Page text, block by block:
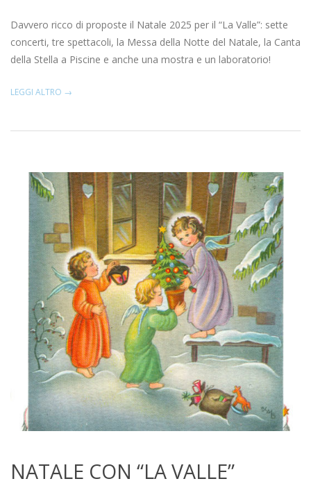
12-
16
Davvero ricco di proposte il Natale 2025 per il “La Valle”: sette
concerti, tre spettacoli, la Messa della Notte del Natale, la Canta
della Stella a Piscine e anche una mostra e un laboratorio!
LEGGI ALTRO →
NATALE CON “LA VALLE”